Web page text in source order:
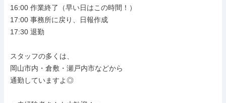
16:00 作業終了（早い日はこの時間！）
17:00 事務所に戻り、日報作成
17:30 退勤
スタッフの多くは、
岡山市内・倉敷・瀬戸内市などから
通勤していますよ◎